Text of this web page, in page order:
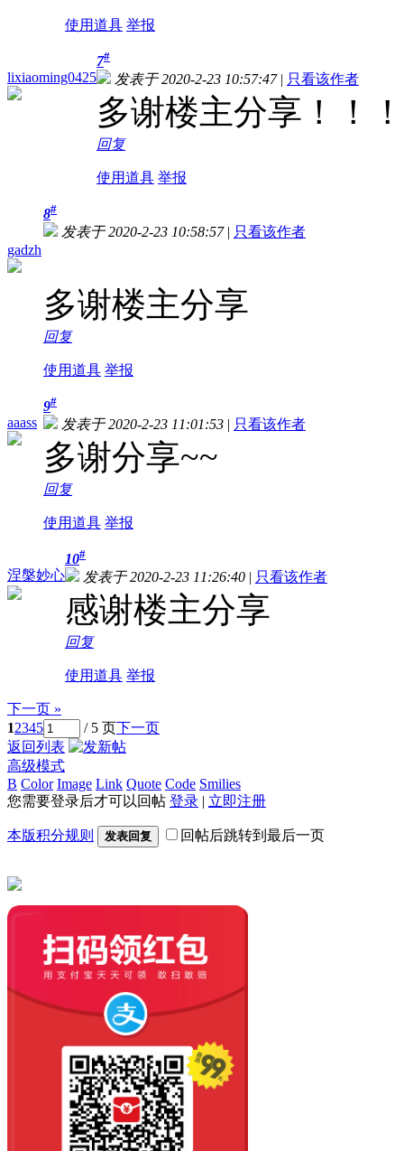
使用道具 举报
lixiaoming0425
7#
发表于 2020-2-23 10:57:47 | 只看该作者
多谢楼主分享！！！
回复
使用道具 举报
gadzh
8#
发表于 2020-2-23 10:58:57 | 只看该作者
多谢楼主分享
回复
使用道具 举报
aaass
9#
发表于 2020-2-23 11:01:53 | 只看该作者
多谢分享~~
回复
使用道具 举报
涅槃妙心
10#
发表于 2020-2-23 11:26:40 | 只看该作者
感谢楼主分享
回复
使用道具 举报
下一页 »
12345 / 5 页下一页
返回列表
高级模式
B Color Image Link Quote Code Smilies
您需要登录后才可以回帖 登录 | 立即注册
本版积分规则 发表回复 回帖后跳转到最后一页